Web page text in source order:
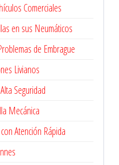
Comerciales
en sus Neumáticos
de Embrague
Livianos
Seguridad
Mecánica
Atención Rápida